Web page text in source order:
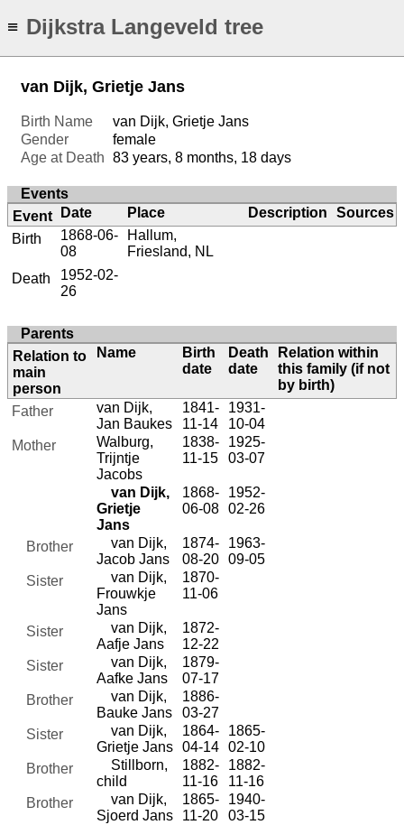
≡ Dijkstra Langeveld tree
van Dijk, Grietje Jans
Birth Name
van Dijk, Grietje Jans
Gender
female
Age at Death
83 years, 8 months, 18 days
Events
Event
Date Place Description
Sources
Birth
1868-06-
08
Hallum,
Friesland, NL
Death
1952-02-
26
Parents
Relation to
main
person
Name
Birth
date
Death
date
Relation within
this family (if not
by birth)
Father
van Dijk,
Jan Baukes
1841-
11-14
1931-
10-04
Mother
Walburg,
Trijntje
Jacobs
1838-
11-15
1925-
03-07
van Dijk,
Grietje
Jans
1868-
06-08
1952-
02-26
Brother
van Dijk,
Jacob Jans
1874-
08-20
1963-
09-05
Sister
van Dijk,
Frouwkje
Jans
1870-
11-06
Sister
van Dijk,
Aafje Jans
1872-
12-22
Sister
van Dijk,
Aafke Jans
1879-
07-17
Brother
van Dijk,
Bauke Jans
1886-
03-27
Sister
van Dijk,
Grietje Jans
1864-
04-14
1865-
02-10
Brother
Stillborn,
child
1882-
11-16
1882-
11-16
Brother
van Dijk,
Sjoerd Jans
1865-
11-20
1940-
03-15